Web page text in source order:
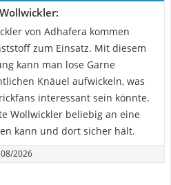
von Adhafera kommen
zum Einsatz. Mit diesem
kann man lose Garne
Knäuel aufwickeln, was
interessant sein könnte.
Wollwickler beliebig an eine
kann und dort sicher hält.
08/2026